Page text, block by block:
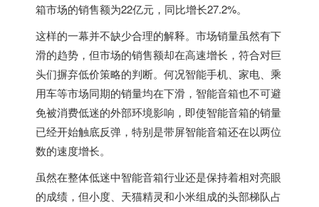
箱市场的销售额为22亿元，同比增长27.2%。
这样的一幕并不缺少合理的解释。市场销量虽然有下
滑的趋势，但市场的销售额却在高速增长，符合对巨
头们摒弃低价策略的判断。何况智能手机、家电、乘
用车等市场同期的销量均在下滑，智能音箱也不可避
免被消费低迷的外部环境影响，即使智能音箱的销量
已经开始触底反弹，特别是带屏智能音箱还在以两位
数的速度增长。
虽然在整体低迷中智能音箱行业还是保持着相对亮眼
的成绩，但小度、天猫精灵和小米组成的头部梯队占